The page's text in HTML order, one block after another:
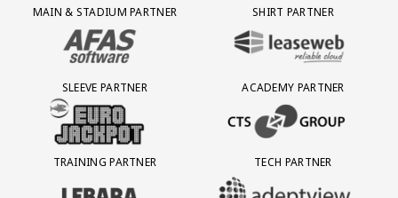
Partner Logos Grid
MAIN & STADIUM PARTNER
BEZOEK ONZE MAIN & STADIUM PARTNER AFAS SOFTWARE
SHIRT PARTNER
BEZOEK ONZE SHIRT PARTNER
SLEEVE PARTNER
BEZOEK ONZE SLEEVE PARTNER EUROJACKPOT
ACADEMY PARTNER
BEZOEK ONZE ACADEMY
TRAINING PARTNER
BEZOEK ONZE TRAINING PARTNER LEBARA
TECH PARTNER
BEZOEK ONZE TECH PARTNER